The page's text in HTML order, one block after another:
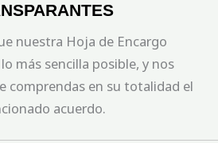
nuestra Hoja de Encargo
más sencilla posible, y nos
comprendas en su totalidad el
acuerdo.